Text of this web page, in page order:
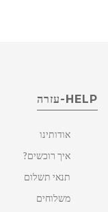
HELP-עזרה
אודותינו
איך רוכשים?
תנאי תשלום
משלוחים